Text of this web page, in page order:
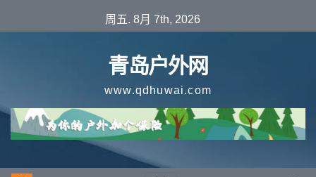
至
周五. 8月 7th, 2026
青岛户外网
www.qdhuwai.com